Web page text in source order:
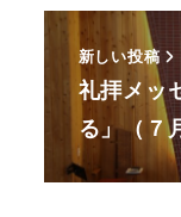
新しい投稿
礼拝メッ
る」（７